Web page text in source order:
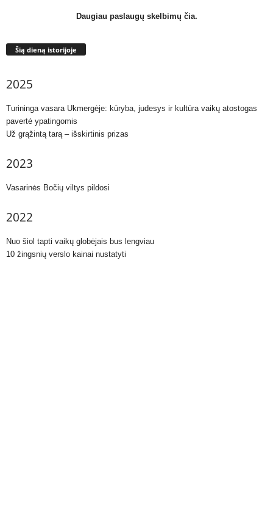
Daugiau paslaugų skelbimų čia.
Šią dieną istorijoje
2025
Turininga vasara Ukmergėje: kūryba, judesys ir kultūra vaikų atostogas
pavertė ypatingomis
Už grąžintą tarą – išskirtinis prizas
2023
Vasarinės Bočių viltys pildosi
2022
Nuo šiol tapti vaikų globėjais bus lengviau
10 žingsnių verslo kainai nustatyti